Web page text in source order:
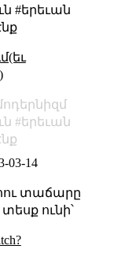
#երեւան
երեւան
03-14
տաճարը
ունի՝